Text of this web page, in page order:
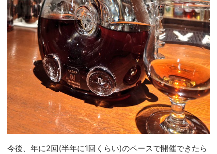
今後、年に2回(半年に1回くらい)のペースで開催できたら